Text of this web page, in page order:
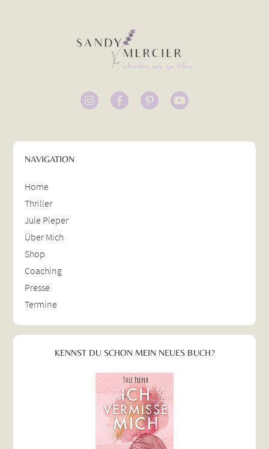
NAVIGATION
Home
Thriller
Jule Pieper
Über Mich
Shop
Coaching
Presse
Termine
KENNST DU SCHON MEIN NEUES BUCH?